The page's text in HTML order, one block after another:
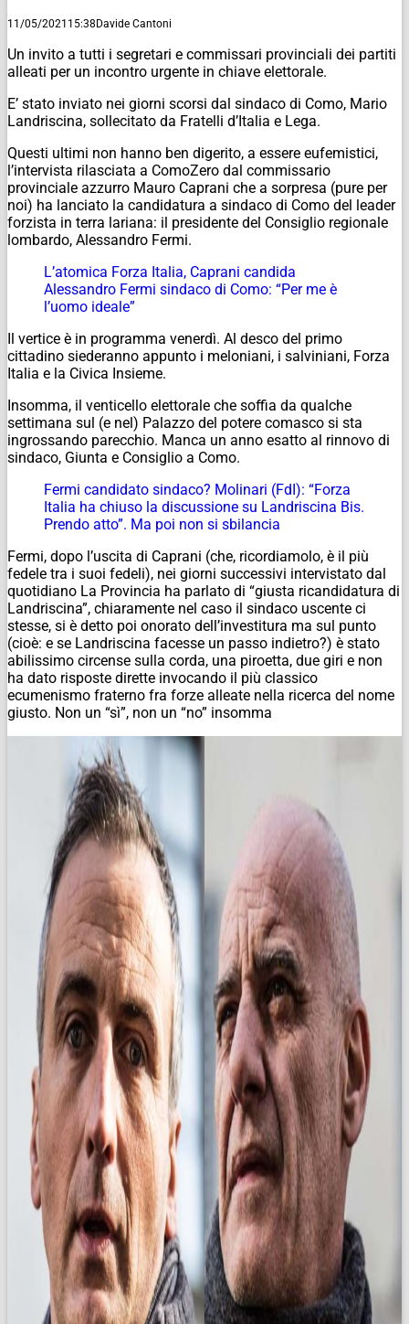
11/05/2021 15:38Davide Cantoni
Un invito a tutti i segretari e commissari provinciali dei partiti
alleati per un incontro urgente in chiave elettorale.
E’ stato inviato nei giorni scorsi dal sindaco di Como, Mario
Landriscina, sollecitato da Fratelli d’Italia e Lega.
Questi ultimi non hanno ben digerito, a essere eufemistici,
l’intervista rilasciata a ComoZero dal commissario
provinciale azzurro Mauro Caprani che a sorpresa (pure per
noi) ha lanciato la candidatura a sindaco di Como del leader
forzista in terra lariana: il presidente del Consiglio regionale
lombardo, Alessandro Fermi.
L’atomica Forza Italia, Caprani candida
Alessandro Fermi sindaco di Como: “Per me è
l’uomo ideale”
Il vertice è in programma venerdì. Al desco del primo
cittadino siederanno appunto i meloniani, i salviniani, Forza
Italia e la Civica Insieme.
Insomma, il venticello elettorale che soffia da qualche
settimana sul (e nel) Palazzo del potere comasco si sta
ingrossando parecchio. Manca un anno esatto al rinnovo di
sindaco, Giunta e Consiglio a Como.
Fermi candidato sindaco? Molinari (FdI): “Forza
Italia ha chiuso la discussione su Landriscina Bis.
Prendo atto”. Ma poi non si sbilancia
Fermi, dopo l’uscita di Caprani (che, ricordiamolo, è il più
fedele tra i suoi fedeli), nei giorni successivi intervistato dal
quotidiano La Provincia ha parlato di “giusta ricandidatura di
Landriscina”, chiaramente nel caso il sindaco uscente ci
stesse, si è detto poi onorato dell’investitura ma sul punto
(cioè: e se Landriscina facesse un passo indietro?) è stato
abilissimo circense sulla corda, una piroetta, due giri e non
ha dato risposte dirette invocando il più classico
ecumenismo fraterno fra forze alleate nella ricerca del nome
giusto. Non un “sì”, non un “no” insomma